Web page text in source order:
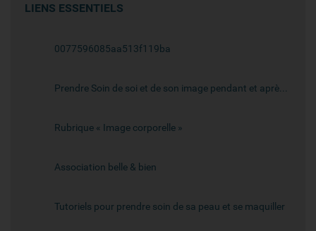
LIENS ESSENTIELS
0077596085aa513f119ba
Rubrique « Image corporelle »
Association belle & bien
Tutoriels pour prendre soin de sa peau et se maquiller